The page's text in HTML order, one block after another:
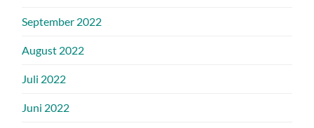
September 2022
August 2022
Juli 2022
Juni 2022